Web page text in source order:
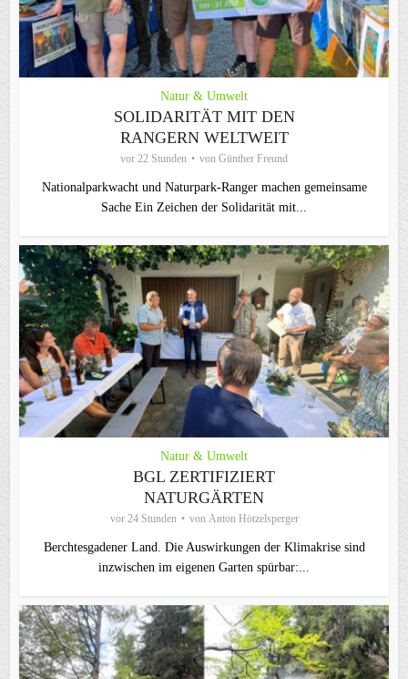
Natur & Umwelt
SOLIDARITÄT MIT DEN
RANGERN WELTWEIT
vor 22 Stunden von Günther Freund
Nationalparkwacht und Naturpark-Ranger machen gemeinsame
Sache Ein Zeichen der Solidarität mit...
Natur & Umwelt
BGL ZERTIFIZIERT
NATURGÄRTEN
vor 24 Stunden von Anton Hötzelsperger
Berchtesgadener Land. Die Auswirkungen der Klimakrise sind
inzwischen im eigenen Garten spürbar:...